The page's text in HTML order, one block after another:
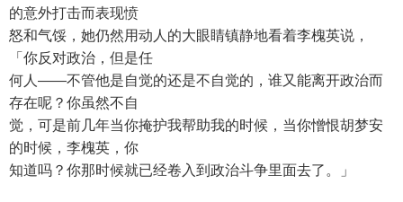
的意外打击而表现愤
怒和气馁，她仍然用动人的大眼睛镇静地看着李槐英说，
「你反对政治，但是任
何人——不管他是自觉的还是不自觉的，谁又能离开政治而
存在呢？你虽然不自
觉，可是前几年当你掩护我帮助我的时候，当你憎恨胡梦安
的时候，李槐英，你
知道吗？你那时候就已经卷入到政治斗争里面去了。」